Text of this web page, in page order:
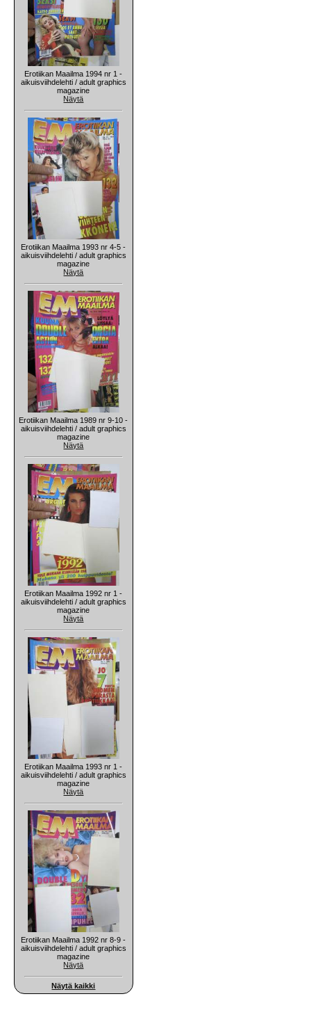
Erotiikan Maailma 1994 nr 1 -
aikuisviihdelehti / adult graphics
magazine
Näytä
Erotiikan Maailma 1993 nr 4-5 -
aikuisviihdelehti / adult graphics
magazine
Näytä
Erotiikan Maailma 1989 nr 9-10 -
aikuisviihdelehti / adult graphics
magazine
Näytä
Erotiikan Maailma 1992 nr 1 -
aikuisviihdelehti / adult graphics
magazine
Näytä
Erotiikan Maailma 1993 nr 1 -
aikuisviihdelehti / adult graphics
magazine
Näytä
Erotiikan Maailma 1992 nr 8-9 -
aikuisviihdelehti / adult graphics
magazine
Näytä
Näytä kaikki